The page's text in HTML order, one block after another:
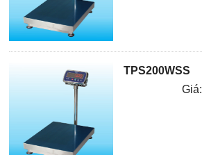
TPS200WSS
Giá: